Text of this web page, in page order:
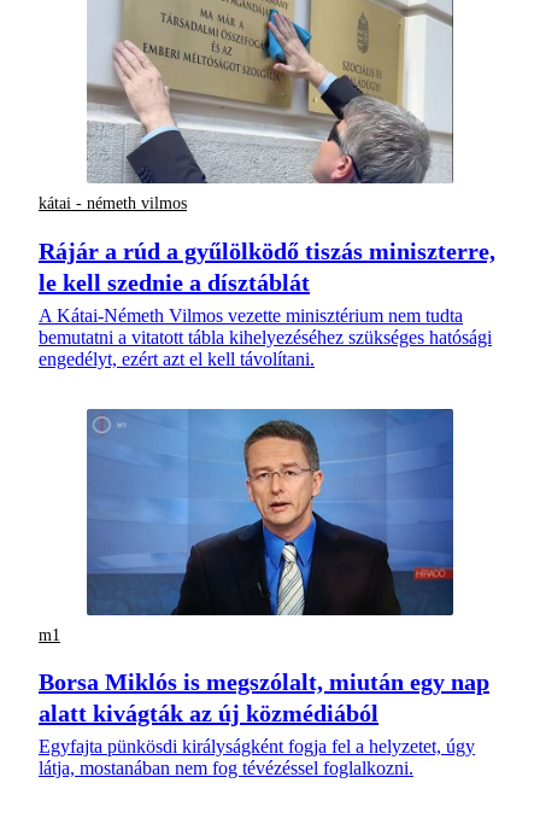
kátai - németh vilmos
Rájár a rúd a gyűlölködő tiszás miniszterre,
le kell szednie a dísztáblát
A Kátai-Németh Vilmos vezette minisztérium nem tudta
bemutatni a vitatott tábla kihelyezéséhez szükséges hatósági
engedélyt, ezért azt el kell távolítani.
m1
Borsa Miklós is megszólalt, miután egy nap
alatt kivágták az új közmédiából
Egyfajta pünkösdi királyságként fogja fel a helyzetet, úgy
látja, mostanában nem fog tévézéssel foglalkozni.